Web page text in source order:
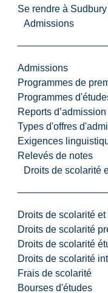
Se rendre à Sudbury
Admissions
Admissions
Programmes de
Programmes
Reports d’admission
Types d'offres
Exigences
Relevés de notes
Droits de scolarité
Droits de scolarité
Droits de scolarité
Droits de scolarité
Droits de scolarité
Frais de scolarité
Bourses d'études